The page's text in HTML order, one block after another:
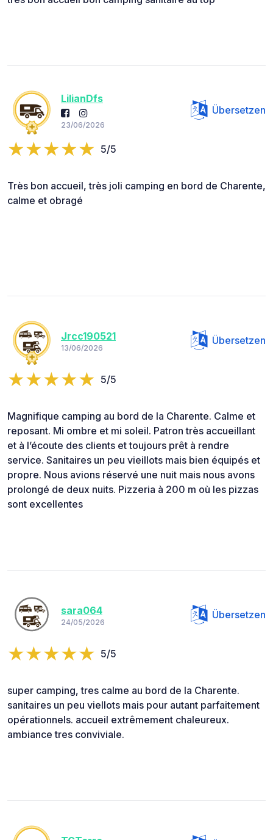
LilianDfs
23/06/2026
Übersetzen
5/5
Très bon accueil, très joli camping en bord de Charente,
calme et obragé
Jrcc190521
13/06/2026
Übersetzen
5/5
Magnifique camping au bord de la Charente. Calme et
reposant. Mi ombre et mi soleil. Patron très accueillant
et à l’écoute des clients et toujours prêt à rendre
service. Sanitaires un peu vieillots mais bien équipés et
propre. Nous avions réservé une nuit mais nous avons
prolongé de deux nuits. Pizzeria à 200 m où les pizzas
sont excellentes
sara064
24/05/2026
Übersetzen
5/5
super camping, tres calme au bord de la Charente.
sanitaires un peu viellots mais pour autant parfaitement
opérationnels. accueil extrêmement chaleureux.
ambiance tres conviviale.